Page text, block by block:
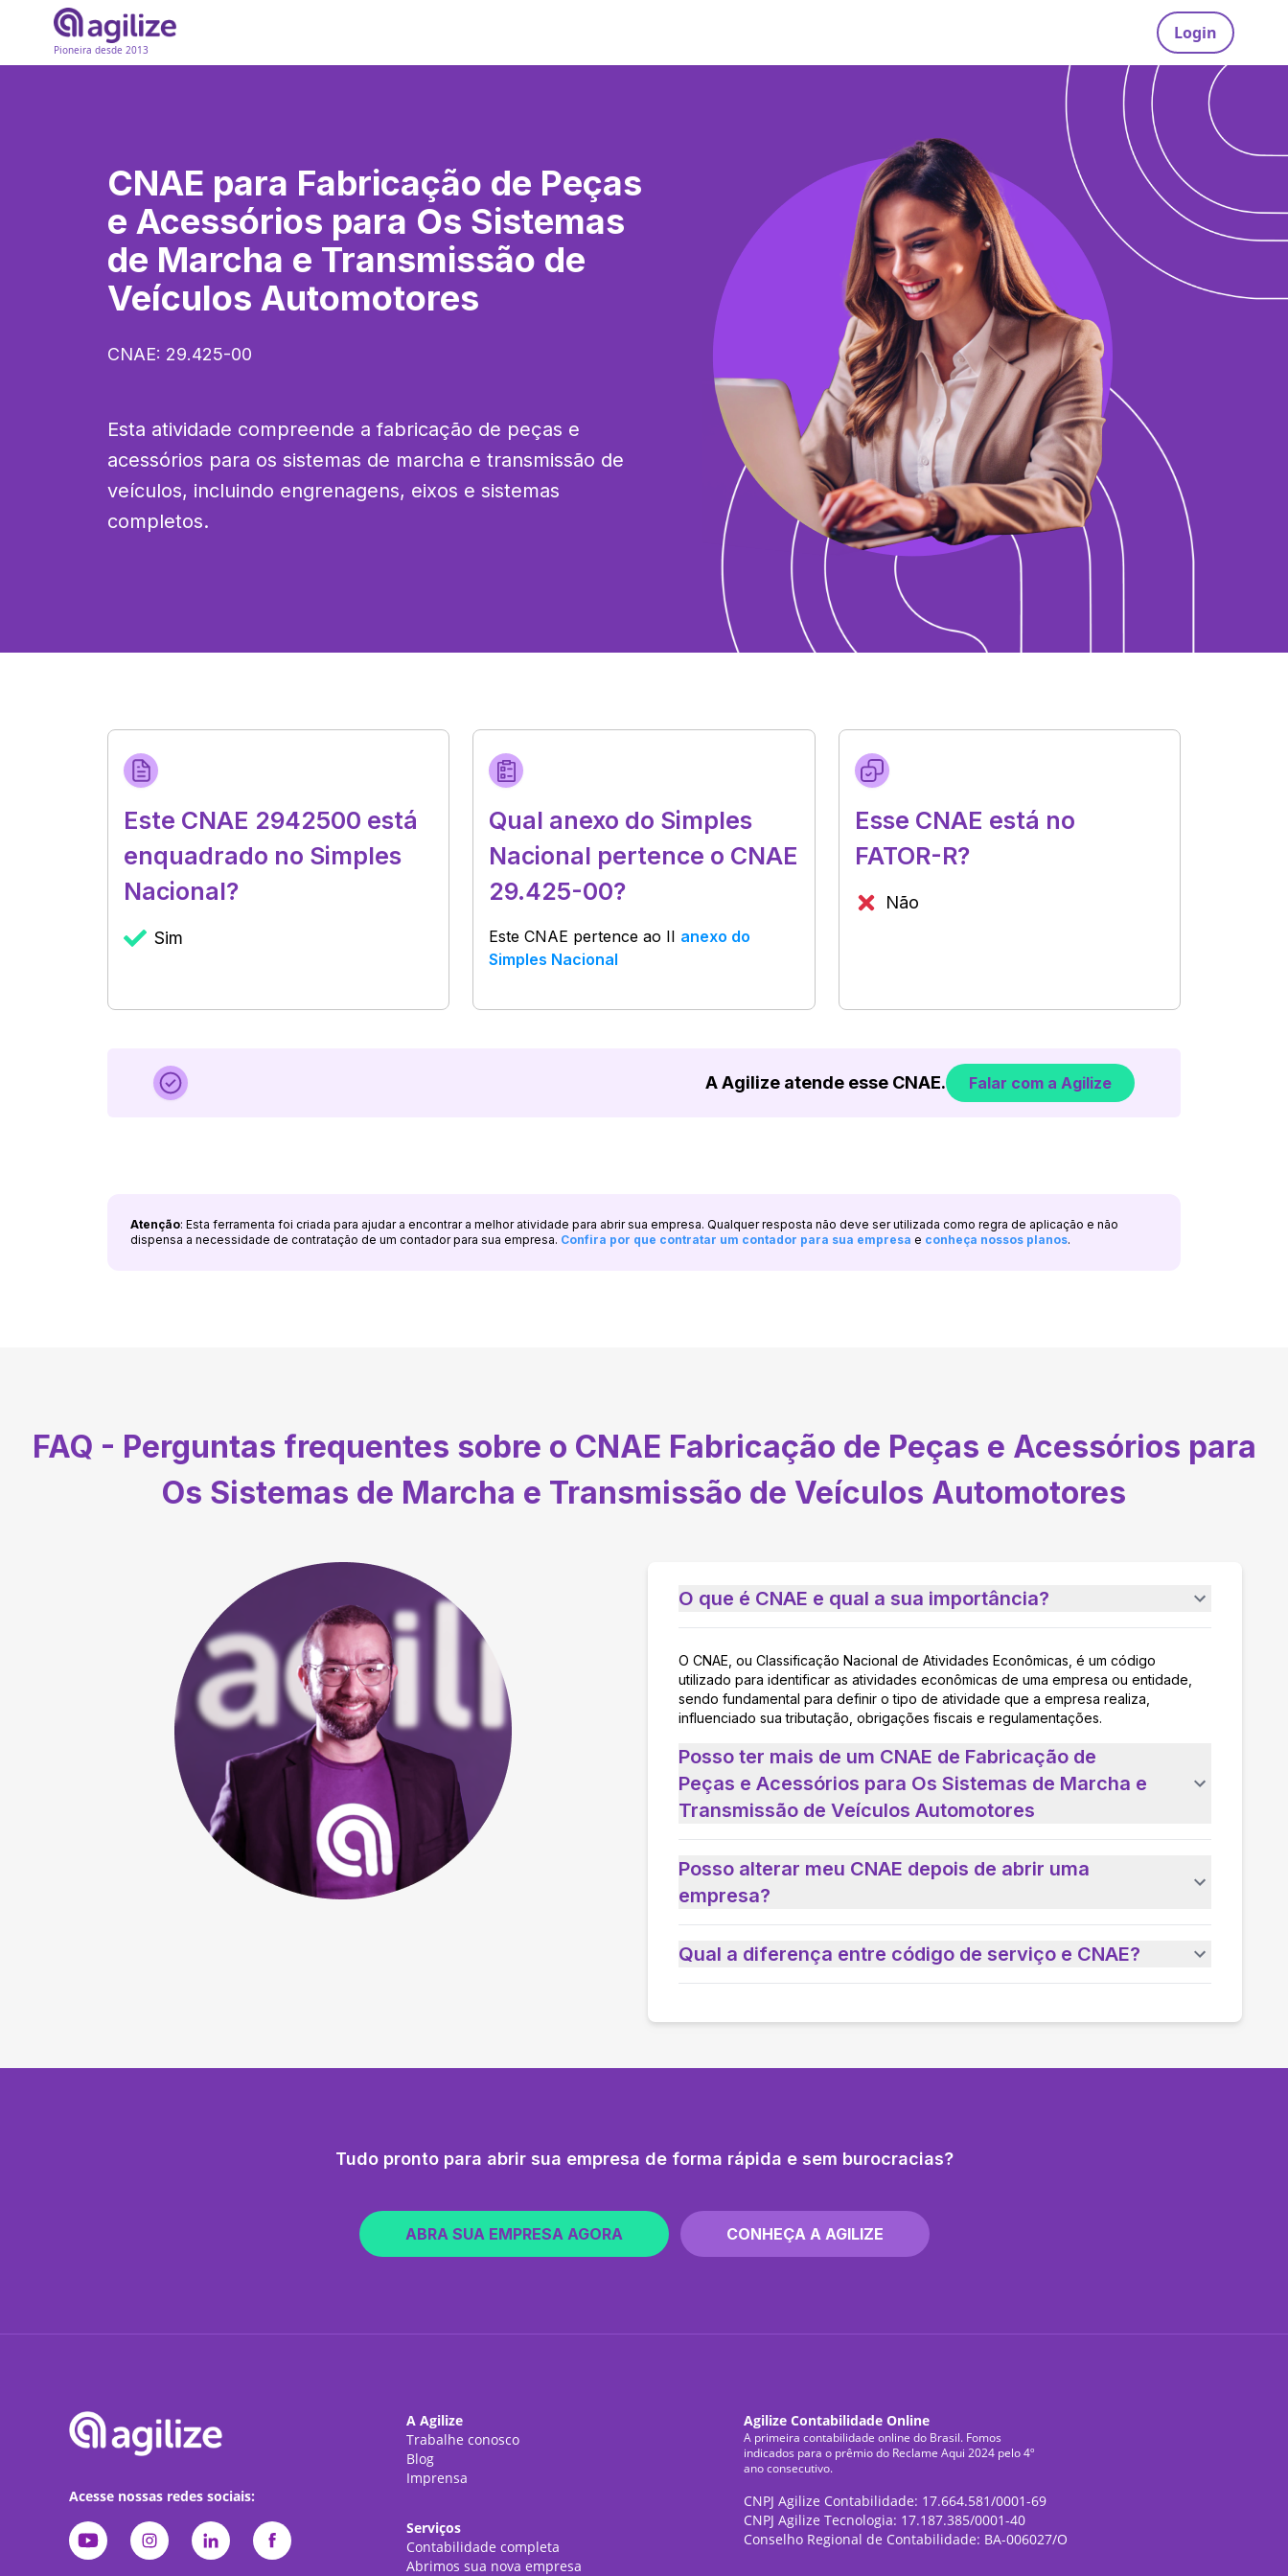
Pioneira desde 2013
Login
CNAE para Fabricação de Peças
e Acessórios para Os Sistemas
de Marcha e Transmissão de
Veículos Automotores
CNAE: 29.425-00
Esta atividade compreende a fabricação de peças e
acessórios para os sistemas de marcha e transmissão de
veículos, incluindo engrenagens, eixos e sistemas
completos.
Este CNAE 2942500 está
enquadrado no Simples
Nacional?
Sim
Qual anexo do Simples
Nacional pertence o CNAE
29.425-00?
Este CNAE pertence ao II anexo do
Simples Nacional
Esse CNAE está no
FATOR-R?
Não
A Agilize atende esse CNAE. Falar com a Agilize
Atenção: Esta ferramenta foi criada para ajudar a encontrar a melhor atividade para abrir sua empresa. Qualquer resposta não deve ser utilizada como regra de aplicação e não
dispensa a necessidade de contratação de um contador para sua empresa. Confira por que contratar um contador para sua empresa e conheça nossos planos.
FAQ - Perguntas frequentes sobre o CNAE Fabricação de Peças e Acessórios para
Os Sistemas de Marcha e Transmissão de Veículos Automotores
O que é CNAE e qual a sua importância?
O CNAE, ou Classificação Nacional de Atividades Econômicas, é um código
utilizado para identificar as atividades econômicas de uma empresa ou entidade,
sendo fundamental para definir o tipo de atividade que a empresa realiza,
influenciado sua tributação, obrigações fiscais e regulamentações.
Posso ter mais de um CNAE de Fabricação de
Peças e Acessórios para Os Sistemas de Marcha e
Transmissão de Veículos Automotores
Posso alterar meu CNAE depois de abrir uma
empresa?
Qual a diferença entre código de serviço e CNAE?
Tudo pronto para abrir sua empresa de forma rápida e sem burocracias?
ABRA SUA EMPRESA AGORA CONHEÇA A AGILIZE
Acesse nossas redes sociais:
A Agilize
Trabalhe conosco
Blog
Imprensa
Serviços
Contabilidade completa
Abrimos sua nova empresa
Agilize Contabilidade Online
A primeira contabilidade online do Brasil. Fomos
indicados para o prêmio do Reclame Aqui 2024 pelo 4º
ano consecutivo.
CNPJ Agilize Contabilidade: 17.664.581/0001-69
CNPJ Agilize Tecnologia: 17.187.385/0001-40
Conselho Regional de Contabilidade: BA-006027/O